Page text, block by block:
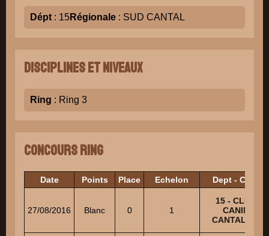
Dépt : 15Régionale : SUD CANTAL
Disciplines et niveaux
Ring : Ring 3
Concours Ring
Date Points Place Echelon Dept - Club
27/08/2016 Blanc 0 1
15 - CLUB
CANIN
CANTALIEN